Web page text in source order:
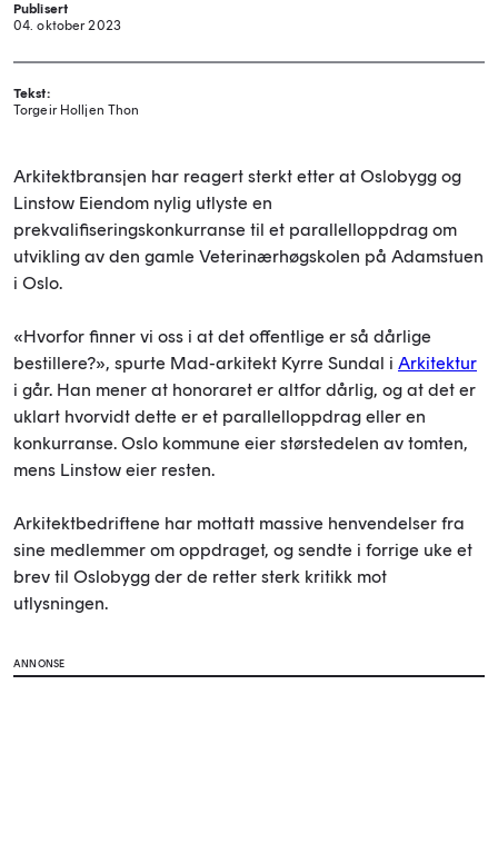
Publisert
04. oktober 2023
Tekst:
Torgeir Holljen Thon
Arkitektbransjen har reagert sterkt etter at Oslobygg og
Linstow Eiendom nylig utlyste en
prekvalifiseringskonkurranse til et parallelloppdrag om
utvikling av den gamle Veterinærhøgskolen på Adamstuen
i Oslo.
«Hvorfor finner vi oss i at det offentlige er så dårlige
bestillere?», spurte Mad-arkitekt Kyrre Sundal i Arkitektur
i går. Han mener at honoraret er altfor dårlig, og at det er
uklart hvorvidt dette er et parallelloppdrag eller en
konkurranse. Oslo kommune eier størstedelen av tomten,
mens Linstow eier resten.
Arkitektbedriftene har mottatt massive henvendelser fra
sine medlemmer om oppdraget, og sendte i forrige uke et
brev til Oslobygg der de retter sterk kritikk mot
utlysningen.
ANNONSE